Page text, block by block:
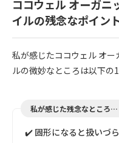
ココウェル オーガニ
イルの残念なポイン
私が感じたココウェル オ
ルの微妙なところは以下の1
私が感じた残念なところ…
✔️ 固形になると扱いづ